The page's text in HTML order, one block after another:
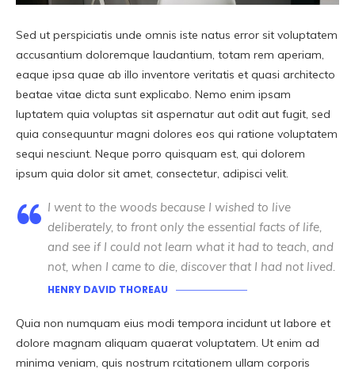
Sed ut perspiciatis unde omnis iste natus error sit voluptatem
accusantium doloremque laudantium, totam rem aperiam,
eaque ipsa quae ab illo inventore veritatis et quasi architecto
beatae vitae dicta sunt explicabo. Nemo enim ipsam
luptatem quia voluptas sit aspernatur aut odit aut fugit, sed
quia consequuntur magni dolores eos qui ratione voluptatem
sequi nesciunt. Neque porro quisquam est, qui dolorem
ipsum quia dolor sit amet, consectetur, adipisci velit.
I went to the woods because I wished to live
deliberately, to front only the essential facts of life,
and see if I could not learn what it had to teach, and
not, when I came to die, discover that I had not lived.
HENRY DAVID THOREAU
Quia non numquam eius modi tempora incidunt ut labore et
dolore magnam aliquam quaerat voluptatem. Ut enim ad
minima veniam, quis nostrum rcitationem ullam corporis